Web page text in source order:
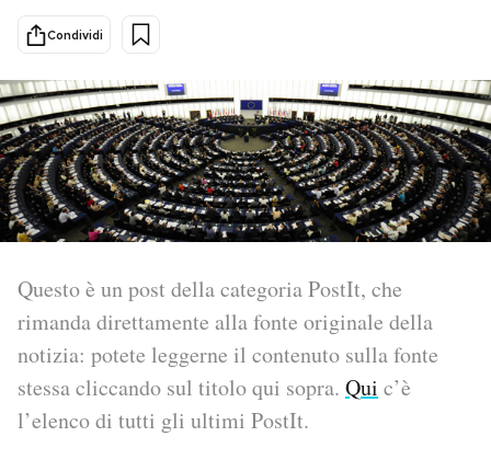
PODCAST
NEWSLETTER
I MIEI PREFERITI
CALENDARIO
AREA PERSONALE
Condividi
Questo è un post della categoria PostIt, che
rimanda direttamente alla fonte originale della
notizia: potete leggerne il contenuto sulla fonte
stessa cliccando sul titolo qui sopra. Qui c’è
l’elenco di tutti gli ultimi PostIt.